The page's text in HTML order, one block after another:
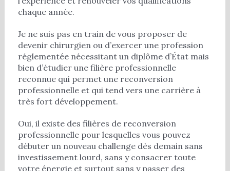
chaque année.
Je ne suis pas en train de vous proposer de
devenir chirurgien ou d’exercer une profession
réglementée nécessitant un diplôme d’État mais
bien d’étudier une filière professionnelle
reconnue qui permet une reconversion
professionnelle et qui tend vers une carrière à
très fort développement.
Oui, il existe des filières de reconversion
professionnelle pour lesquelles vous pouvez
débuter un nouveau challenge dès demain sans
investissement lourd, sans y consacrer toute
votre énergie et surtout sans y passer des